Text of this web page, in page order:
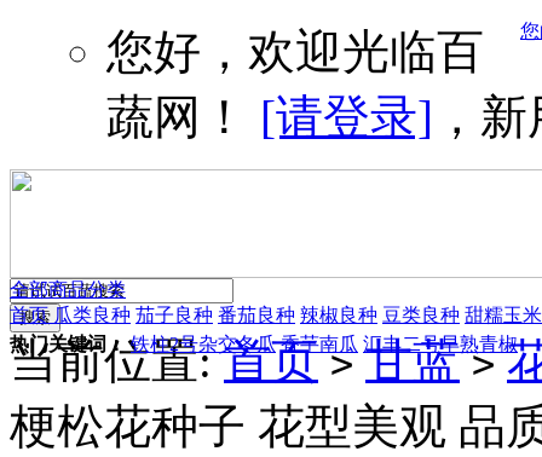
您好，欢迎光临百
蔬网！ [请登录] ，
热门关键词： 铁柱2号杂交冬瓜 香芋南瓜 汇丰二号早熟青椒
全部商品分类
首页 瓜类良种 茄子良种 番茄良种 辣椒良种 豆类良种 甜糯玉米
当前位置:首页 > 甘蓝 >
梗松花种子 花型美观 品